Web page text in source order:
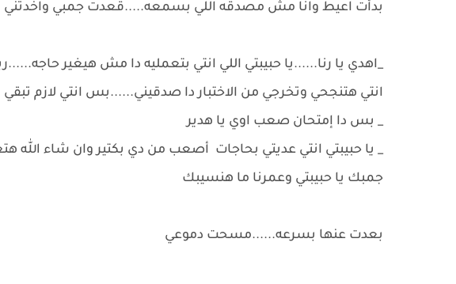
بدأت اعيط وانا مش مصدقه اللي بسمعه.....قعدت جمبي
_اهدي يا رنا......يا حبيبتي اللي انتي بتعمليه دا مش هيغير
انتي هتنجحي وتخرجي من الاختبار دا صدقيني......بس انتي لازم
_ بس دا إمتحان صعب اوي يا هدير
_ يا حبيبتي انتي عديتي بحاجات أصعب من دي بكتير وان شاء الله
جمبك يا حبيبتي وعمرنا ما هنسيبك
بعدت عنها بسرعه......مسحت دموعي